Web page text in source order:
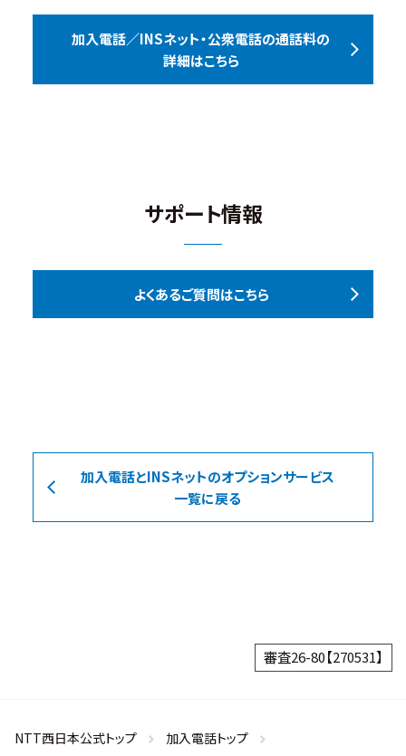
加入電話／INSネット・公衆電話の通話料の
詳細はこちら
サポート情報
よくあるご質問はこちら
加入電話とINSネットのオプションサービス
一覧に戻る
審査26-80【270531】
NTT西日本公式トップ 加入電話トップ